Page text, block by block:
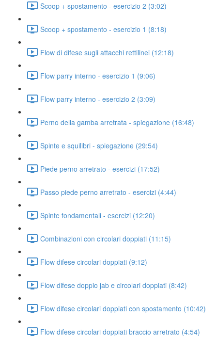
Scoop + spostamento - esercizio 2 (3:02)
Scoop + spostamento - esercizio 1 (8:18)
Flow di difese sugli attacchi rettilinei (12:18)
Flow parry interno - esercizio 1 (9:06)
Flow parry interno - esercizio 2 (3:09)
Perno della gamba arretrata - spiegazione (16:48)
Spinte e squilibri - spiegazione (29:54)
Piede perno arretrato - esercizi (17:52)
Passo piede perno arretrato - esercizi (4:44)
Spinte fondamentali - esercizi (12:20)
Combinazioni con circolari doppiati (11:15)
Flow difese circolari doppiati (9:12)
Flow difese doppio jab e circolari doppiati (8:42)
Flow difese circolari doppiati con spostamento (10:42)
Flow difese circolari doppiati braccio arretrato (4:54)